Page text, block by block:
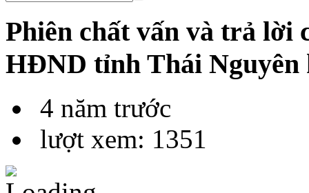
Phiên chất vấn và trả lời
HĐND tỉnh Thái
4 năm trước
lượt xem: 1351